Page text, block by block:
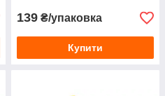
139 ₴/упаковка
Купити